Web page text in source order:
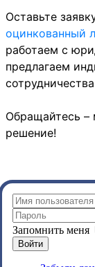
Оставьте
оцинкованный
работаем с
предлагаем
Обращайтесь
решение!
Запомнить меня
Войти